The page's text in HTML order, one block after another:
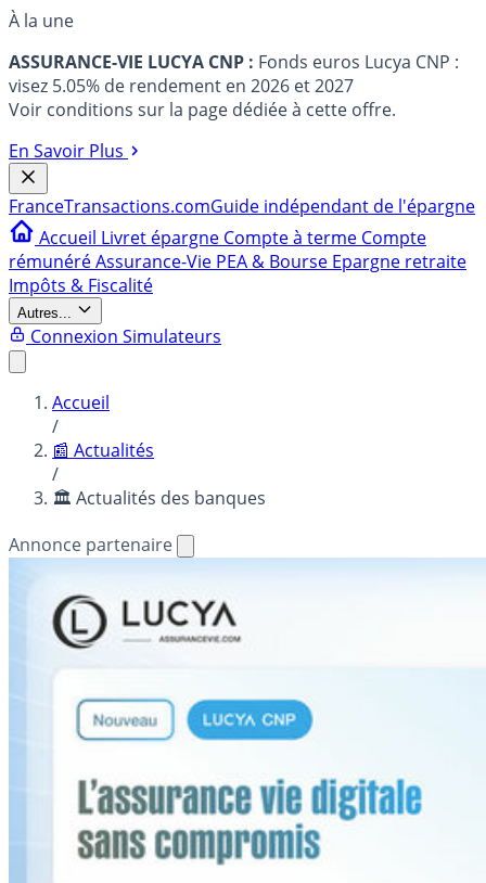
À la une
ASSURANCE-VIE LUCYA CNP : Fonds euros Lucya CNP :
visez 5.05% de rendement en 2026 et 2027
Voir conditions sur la page dédiée à cette offre.
En Savoir Plus
FranceTransactions.comGuide indépendant de l'épargne
Accueil Livret épargne Compte à terme Compte
rémunéréAssurance-Vie PEA & Bourse Epargne retraite
Impôts & Fiscalité
Autres...
Connexion Simulateurs
Accueil
/
📰 Actualités
/
🏛️ Actualités des banques
Annonce partenaire